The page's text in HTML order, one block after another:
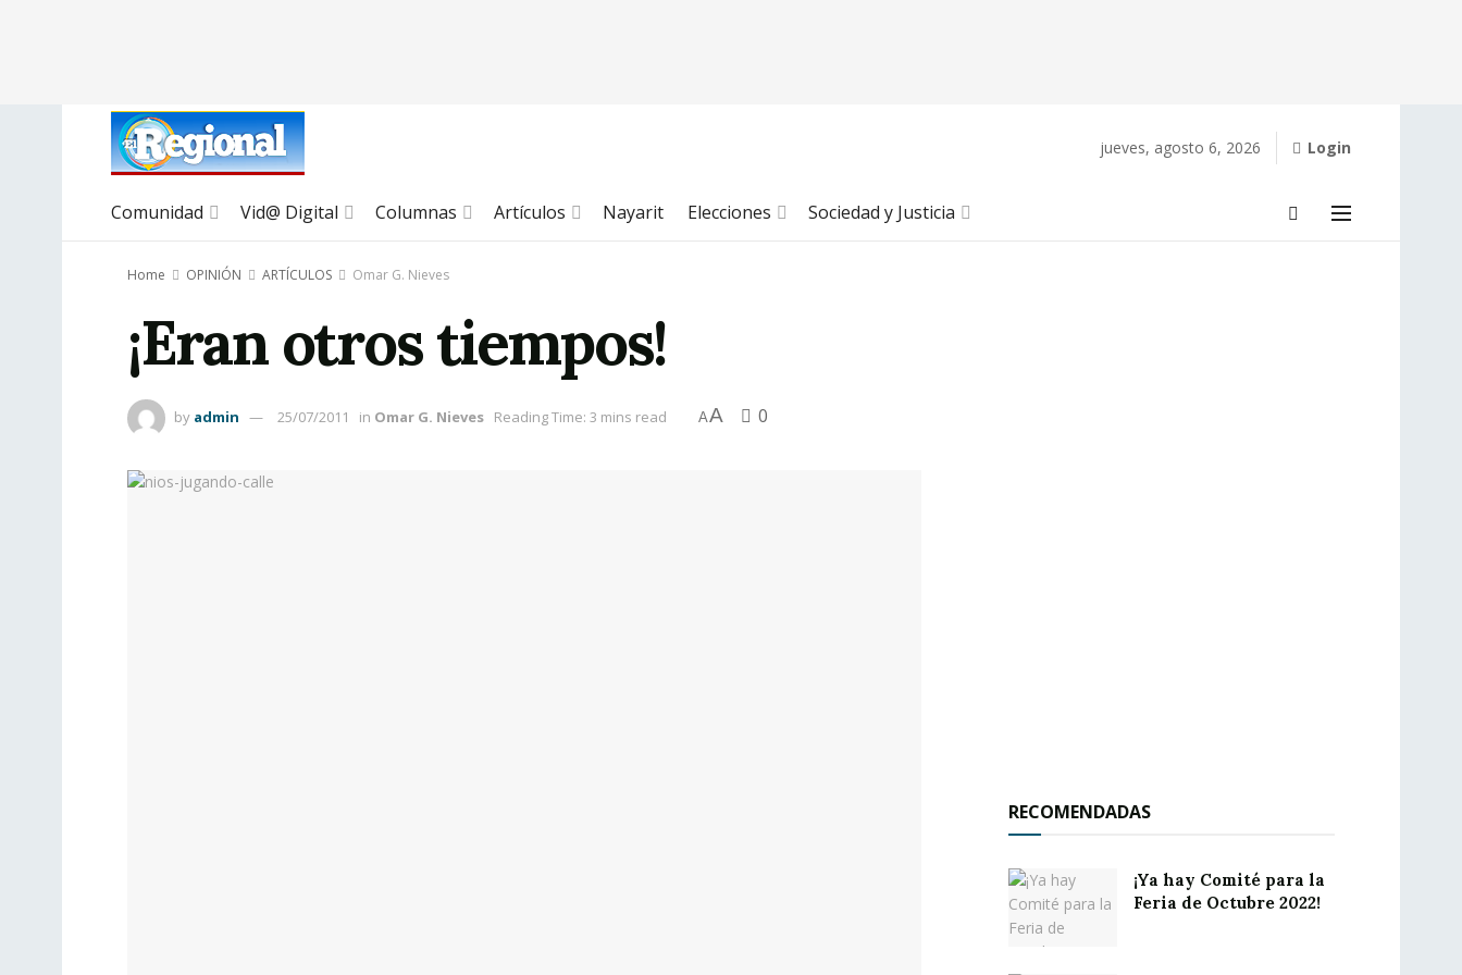
jueves, agosto 6, 2026 Login
Comunidad Vid@ Digital Columnas Artículos Nayarit Elecciones Sociedad y Justicia
Home OPINIÓN ARTÍCULOS Omar G. Nieves
¡Eran otros tiempos!
by admin 25/07/2011 in Omar G. Nieves Reading Time: 3 mins read AA 0
RECOMENDADAS
¡Ya hay Comité para la
Feria de Octubre 2022!